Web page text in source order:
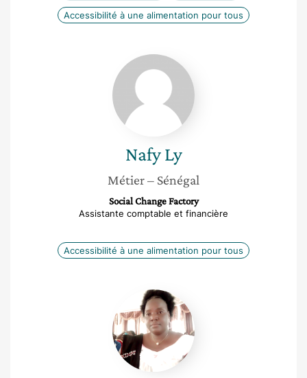
Accessibilité à une alimentation pour tous
Nafy
Ly
Nafy Ly
Métier– Sénégal
Social Change Factory
Assistante comptable et financière
Accessibilité à une alimentation pour tous
Mamounata
Micheline
Ouédraogo
épouse
Ki